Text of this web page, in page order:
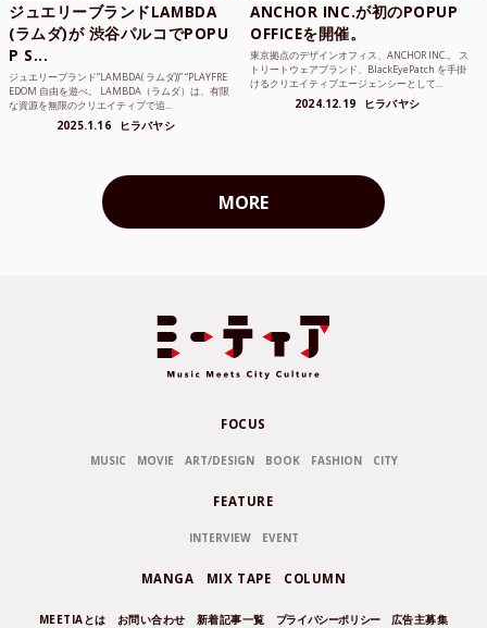
ジュエリーブランドLAMBDA
(ラムダ)が 渋谷パルコでPOPU
P S...
ジュエリーブランド“LAMBDA( ラムダ))” “PLAYFRE
EDOM 自由を遊べ。 LAMBDA（ラムダ）は、有限
な資源を無限のクリエイティブで追...
2025.1.16 ヒラバヤシ
ANCHOR INC.が初のPOPUP
OFFICEを開催。
東京拠点のデザインオフィス、ANCHOR INC.。 ス
トリートウェアブランド、BlackEyePatch を手掛
けるクリエイティブエージェンシーとして...
2024.12.19 ヒラバヤシ
MORE
FOCUS
MUSIC MOVIE ART/DESIGN BOOK FASHION CITY
FEATURE
INTERVIEW EVENT
MANGA MIX TAPE COLUMN
MEETIAとは お問い合わせ 新着記事一覧 プライバシーポリシー 広告主募集